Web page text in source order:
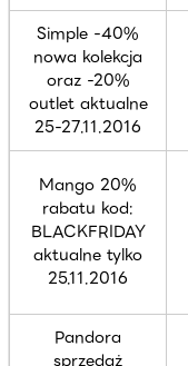
Simple -40%
nowa kolekcja
oraz -20%
outlet aktualne
25-27.11.2016
Mango 20%
rabatu kod:
BLACKFRIDAY
aktualne tylko
25.11.2016
Pandora
sprzedaż